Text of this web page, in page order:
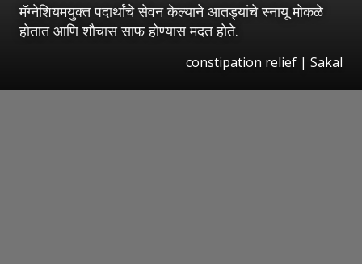
मॅग्नेशियमयुक्त पदार्थांचे सेवन केल्याने आतड्यांचे स्नायू मोकळे
होतात आणि शौचास साफ होण्यास मदत होते.
constipation relief | Sakal